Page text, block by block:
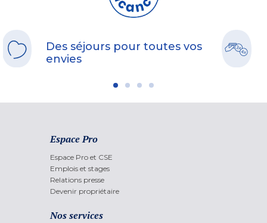
Des séjours pour toutes vos
envies
Espace Pro
Espace Pro et CSE
Emplois et stages
Relations presse
Devenir propriétaire
Nos services